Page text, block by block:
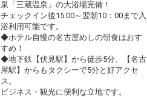
泉「三蔵温泉」の大浴場完備！
チェックイン後15:00～翌朝10：00まで入
浴利用可能です。
◆ホテル自慢の名古屋めしの朝食はおす
すめ！
◆地下鉄【伏見駅】から徒歩5分、【名古
屋駅】からもタクシーで5分と好アクセ
ス。
ビジネス・観光に便利な立地です。